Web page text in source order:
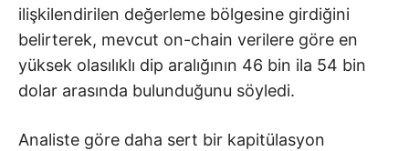
ilişkilendirilen değerleme bölgesine girdiğini
belirterek, mevcut on-chain verilere göre en
yüksek olasılıklı dip aralığının 46 bin ila 54 bin
dolar arasında bulunduğunu söyledi.
Analiste göre daha sert bir kapitülasyon